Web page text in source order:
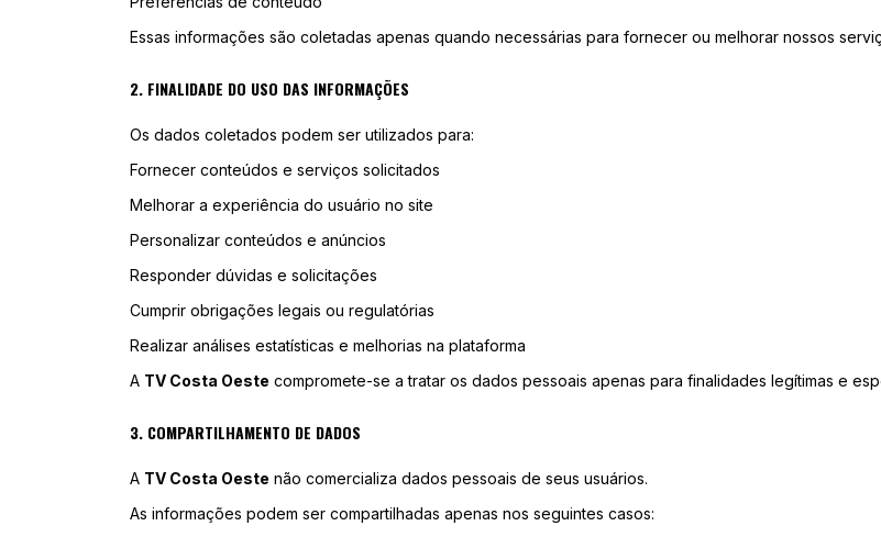
Essas informações são coletadas apenas quando necessárias para fornecer ou melhorar nossos
2. FINALIDADE DO USO DAS INFORMAÇÕES
Os dados coletados podem ser utilizados para:
Fornecer conteúdos e serviços solicitados
Melhorar a experiência do usuário no site
Personalizar conteúdos e anúncios
Responder dúvidas e solicitações
Cumprir obrigações legais ou regulatórias
Realizar análises estatísticas e melhorias na plataforma
A TV Costa Oeste compromete-se a tratar os dados pessoais apenas para finalidades legítimas e
3. COMPARTILHAMENTO DE DADOS
A TV Costa Oeste não comercializa dados pessoais de seus usuários.
As informações podem ser compartilhadas apenas nos seguintes casos: